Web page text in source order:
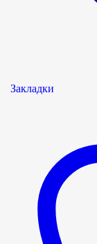
Закладки